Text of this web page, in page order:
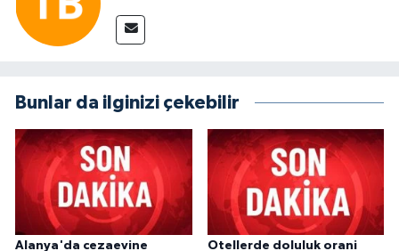
Bunlar da ilginizi çekebilir
Alanya'da cezaevine
Otellerde doluluk orani